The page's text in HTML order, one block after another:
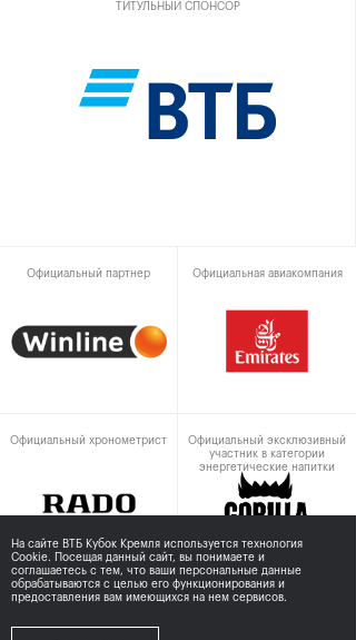
ТИТУЛЬНЫЙ СПОНСОР
Официальный партнер Официальная авиакомпания
Официальный хронометрист
Официальный эксклюзивный
участник в категории
энергетические напитки
На сайте ВТБ Кубок Кремля используется технология
Cookie. Посещая данный сайт, вы понимаете и
соглашаетесь с тем, что ваши персональные данные
обрабатываются с целью его функционирования и
предоставления вам имеющихся на нем сервисов.